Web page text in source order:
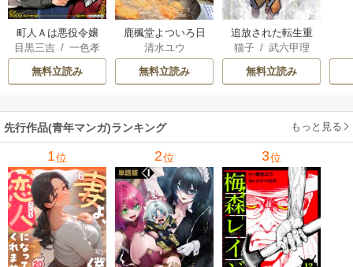
町人Ａは悪役令嬢
をどうしても救い
たい ～どぶと空
と氷の姫君～
目黒三吉 /一色孝
太郎/ Parum
無料立読み
鹿楓堂よついろ日
和
清水ユウ
無料立読み
追放された転生重
騎士はゲーム知識
で無双する
猫子/ 武六甲理
/じゃいあん
無料立読み
先行作品(青年マンガ)ランキング もっと見る
1位 2位 3位